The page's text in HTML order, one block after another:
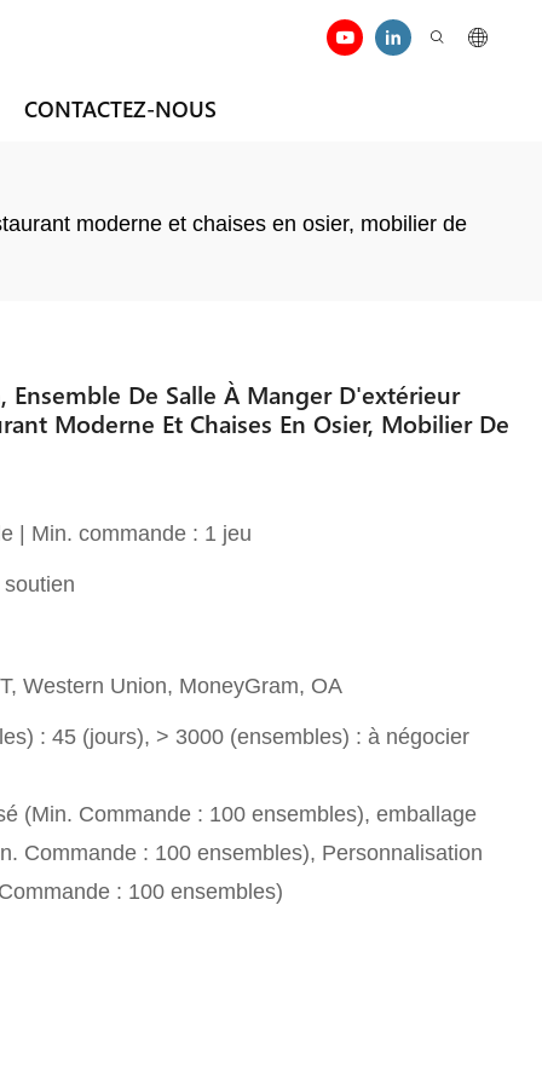
CONTACTEZ-NOUS
moderne et chaises en osier, mobilier de
Ensemble De Salle À Manger D'extérieur
Moderne Et Chaises En Osier, Mobilier De
| Min. commande : 1 jeu
Western Union, MoneyGram, OA
: 45 (jours), > 3000 (ensembles) : à négocier
(Min. Commande : 100 ensembles), emballage
Commande : 100 ensembles), Personnalisation
: 100 ensembles)